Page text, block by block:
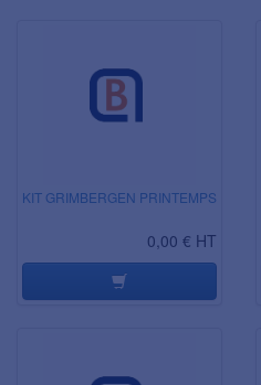
KIT GRIMBERGEN PRINTEMPS
0,00 € HT